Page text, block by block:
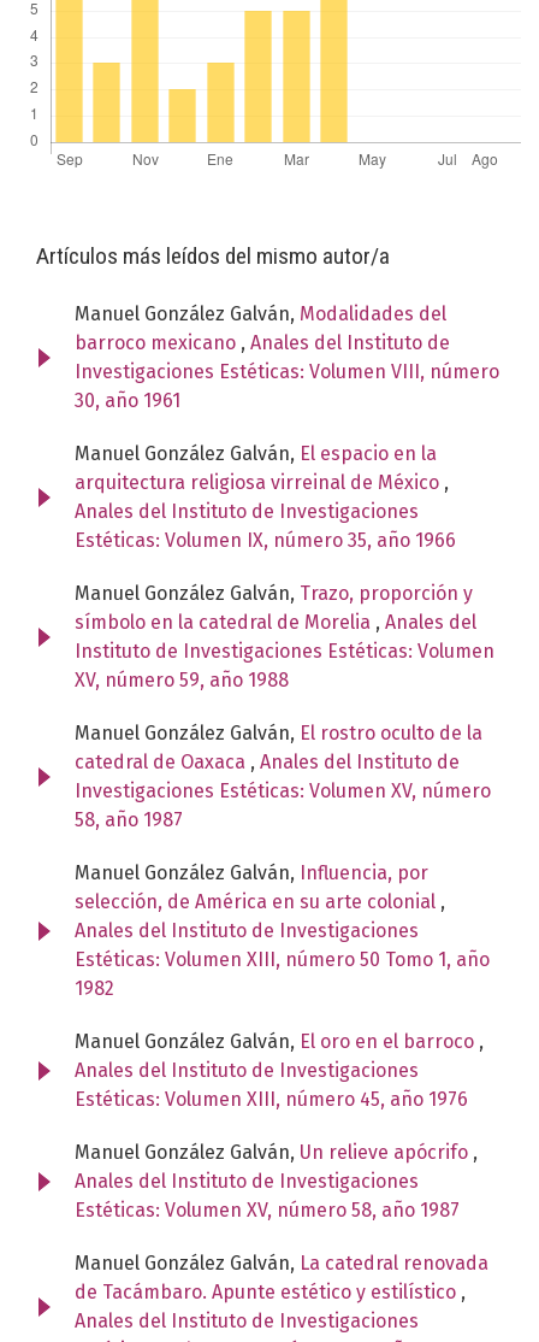
Artículos más leídos del mismo autor/a
Manuel González Galván, Modalidades del
barroco mexicano , Anales del Instituto de
Investigaciones Estéticas: Volumen VIII, número
30, año 1961
Manuel González Galván, El espacio en la
arquitectura religiosa virreinal de México ,
Anales del Instituto de Investigaciones
Estéticas: Volumen IX, número 35, año 1966
Manuel González Galván, Trazo, proporción y
símbolo en la catedral de Morelia , Anales del
Instituto de Investigaciones Estéticas: Volumen
XV, número 59, año 1988
Manuel González Galván, El rostro oculto de la
catedral de Oaxaca , Anales del Instituto de
Investigaciones Estéticas: Volumen XV, número
58, año 1987
Manuel González Galván, Influencia, por
selección, de América en su arte colonial ,
Anales del Instituto de Investigaciones
Estéticas: Volumen XIII, número 50 Tomo 1, año
1982
Manuel González Galván, El oro en el barroco ,
Anales del Instituto de Investigaciones
Estéticas: Volumen XIII, número 45, año 1976
Manuel González Galván, Un relieve apócrifo ,
Anales del Instituto de Investigaciones
Estéticas: Volumen XV, número 58, año 1987
Manuel González Galván, La catedral renovada
de Tacámbaro. Apunte estético y estilístico ,
Anales del Instituto de Investigaciones